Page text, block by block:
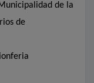
de la
de